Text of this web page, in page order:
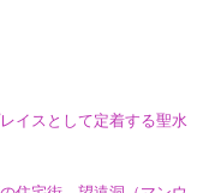
イスとして定着する聖水